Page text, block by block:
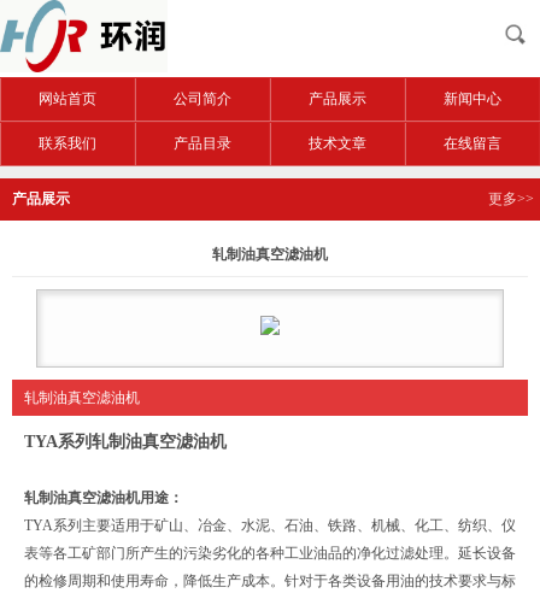
网站首页 公司简介 产品展示 新闻中心
联系我们 产品目录 技术文章 在线留言
产品展示 更多>>
轧制油真空滤油机
轧制油真空滤油机
TYA系列轧制油真空滤油机
轧制油真空滤油机用途：
TYA系列主要适用于矿山、冶金、水泥、石油、铁路、机械、化工、纺织、仪
表等各工矿部门所产生的污染劣化的各种工业油品的净化过滤处理。延长设备
的检修周期和使用寿命，降低生产成本。针对于各类设备用油的技术要求与标